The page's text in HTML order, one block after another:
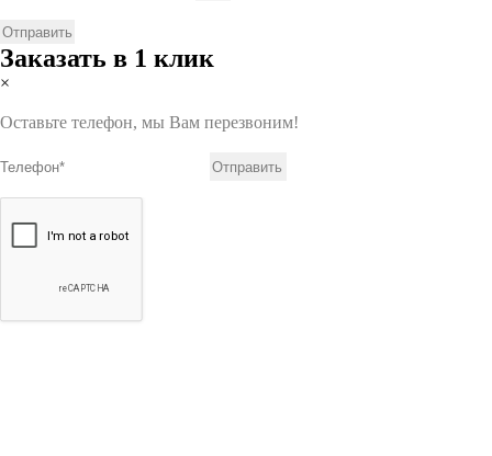
Заказать в 1 клик
×
Оставьте телефон, мы Вам перезвоним!